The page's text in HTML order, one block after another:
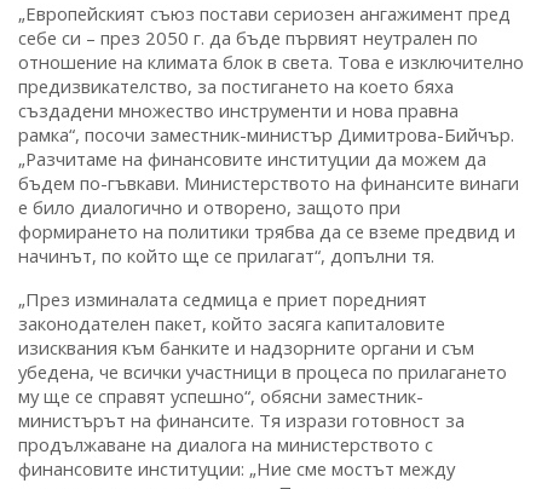
„Европейският съюз постави сериозен ангажимент пред
себе си – през 2050 г. да бъде първият неутрален по
отношение на климата блок в света. Това е изключително
предизвикателство, за постигането на което бяха
създадени множество инструменти и нова правна
рамка“, посочи заместник-министър Димитрова-Бийчър.
„Разчитаме на финансовите институции да можем да
бъдем по-гъвкави. Министерството на финансите винаги
е било диалогично и отворено, защото при
формирането на политики трябва да се вземе предвид и
начинът, по който ще се прилагат“, допълни тя.
„През изминалата седмица е приет поредният
законодателен пакет, който засяга капиталовите
изисквания към банките и надзорните органи и съм
убедена, че всички участници в процеса по прилагането
му ще се справят успешно“, обясни заместник-
министърът на финансите. Тя изрази готовност за
продължаване на диалога на министерството с
финансовите институции: „Ние сме мостът между